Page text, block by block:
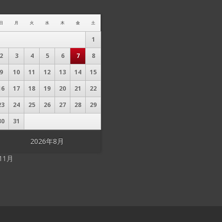
2026年8月
日 月 火 水 木 金 土
1
2
3 4 5 6 7
8
9
10 11 12 13 14
15
17 18 19 20 21
22
24 25 26 27 28
29
31
月